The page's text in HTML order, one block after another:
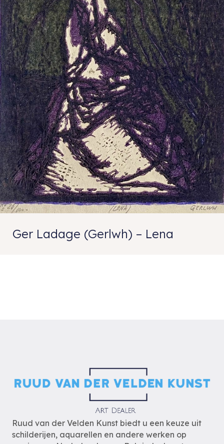
Ger Ladage (Gerlwh) – Lena
Ruud van der Velden Kunst biedt u een keuze uit
schilderijen, aquarellen en andere werken op